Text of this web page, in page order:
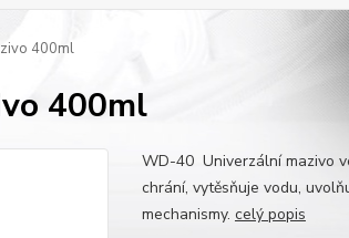
400ml
400ml
WD-40 Univerzální mazivo
chrání, vytěsňuje vodu,
mechanismy. celý popis